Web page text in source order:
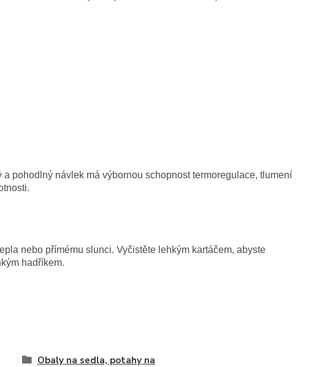
pohodlný návlek má výbornou schopnost termoregulace, tlumení
nebo přímému slunci. Vyčistěte lehkým kartáčem, abyste
hadříkem.
Obaly na sedla, potahy na